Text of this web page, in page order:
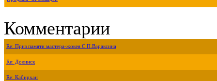
Комментарии
Re: Приз памяти мастера-жокея С.П.Вараксина
Re: Долинск
Re: Кабирхан